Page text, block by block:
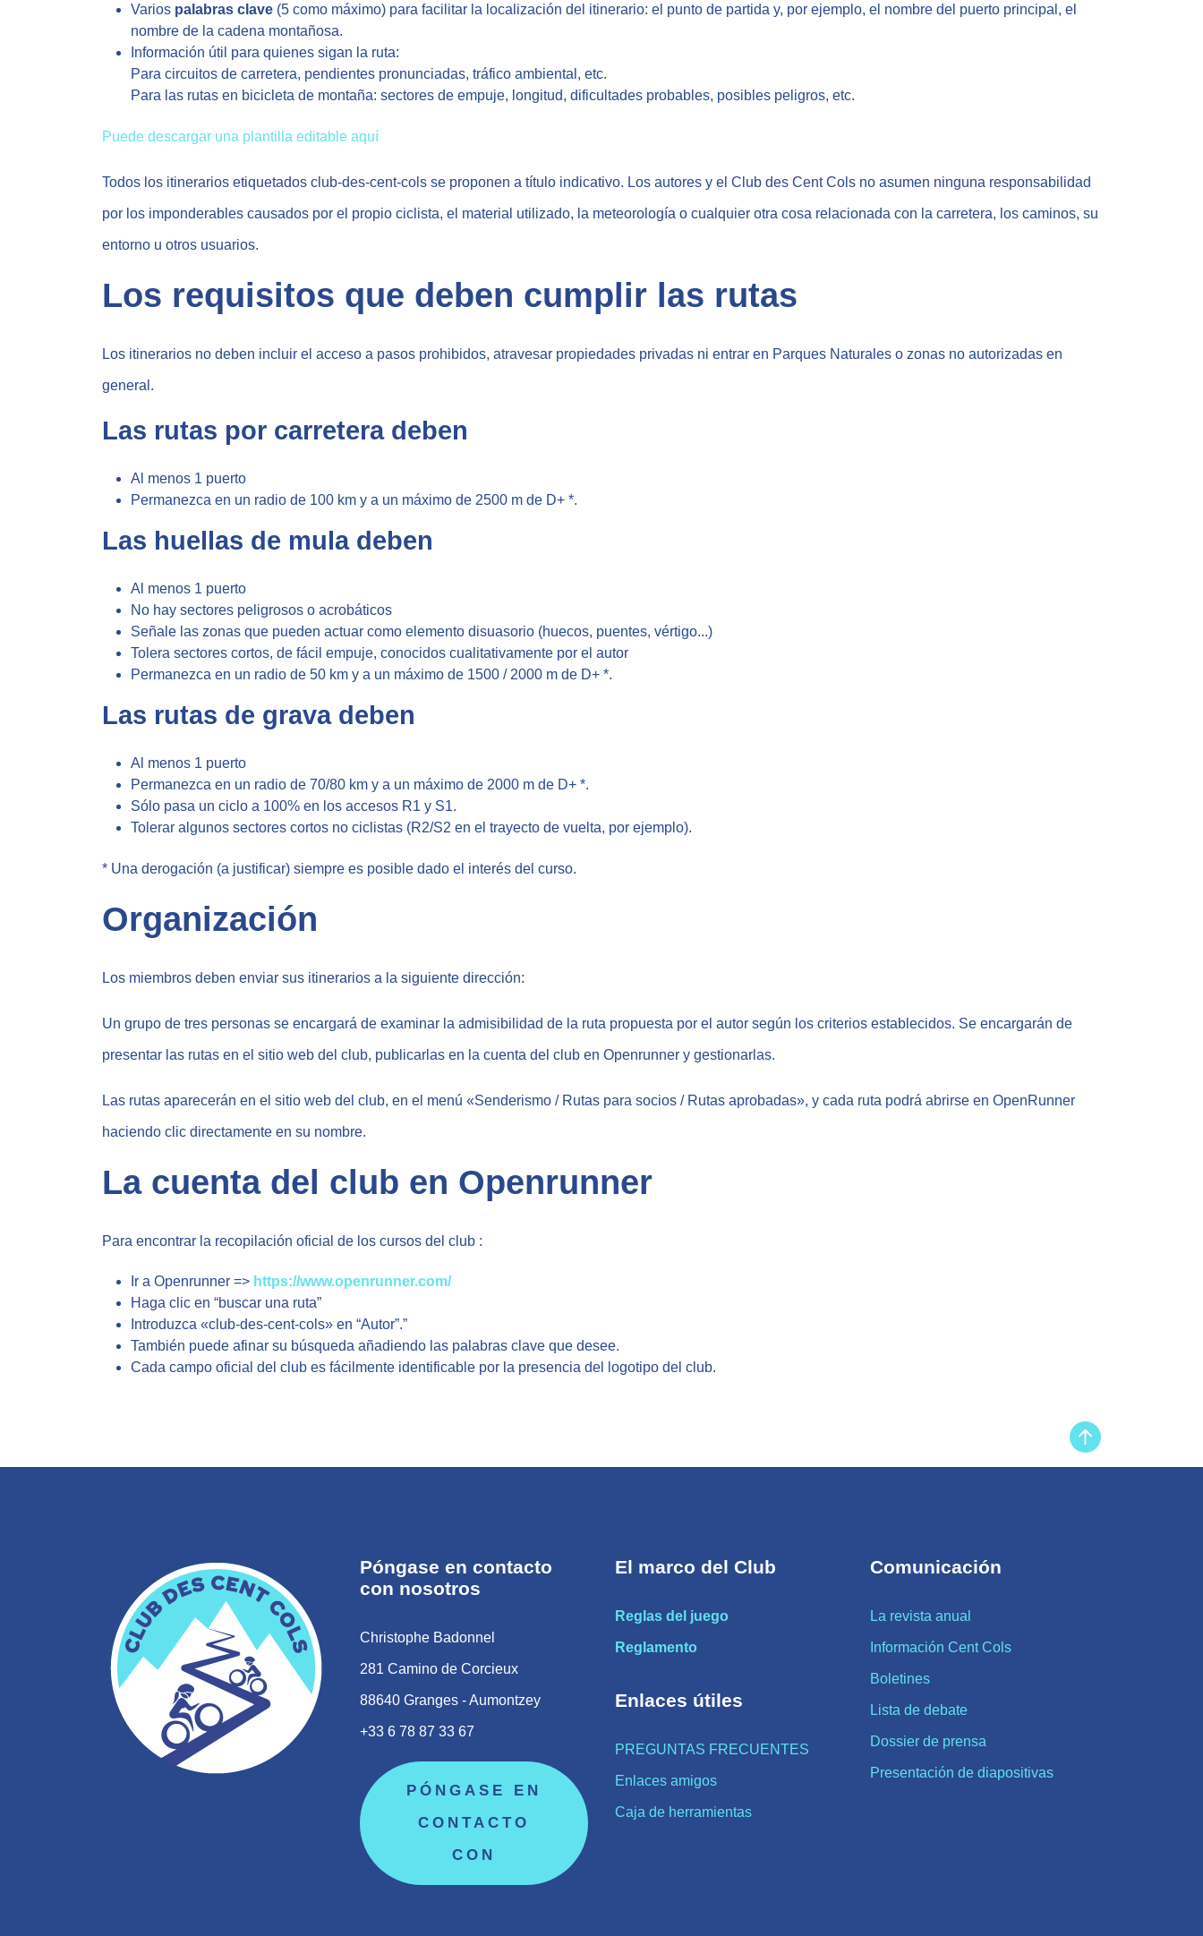
Varios palabras clave (5 como máximo) para facilitar la localización del itinerario: el punto de partida y, por ejemplo, el nombre del puerto principal, el
nombre de la cadena montañosa.
Información útil para quienes sigan la ruta:
Para circuitos de carretera, pendientes pronunciadas, tráfico ambiental, etc.
Para las rutas en bicicleta de montaña: sectores de empuje, longitud, dificultades probables, posibles peligros, etc.
Puede descargar una plantilla editable aquí
Todos los itinerarios etiquetados club-des-cent-cols se proponen a título indicativo. Los autores y el Club des Cent Cols no asumen ninguna responsabilidad
por los imponderables causados por el propio ciclista, el material utilizado, la meteorología o cualquier otra cosa relacionada con la carretera, los caminos, su
entorno u otros usuarios.
Los requisitos que deben cumplir las rutas
Los itinerarios no deben incluir el acceso a pasos prohibidos, atravesar propiedades privadas ni entrar en Parques Naturales o zonas no autorizadas en
general.
Las rutas por carretera deben
Al menos 1 puerto
Permanezca en un radio de 100 km y a un máximo de 2500 m de D+ *.
Las huellas de mula deben
Al menos 1 puerto
No hay sectores peligrosos o acrobáticos
Señale las zonas que pueden actuar como elemento disuasorio (huecos, puentes, vértigo...)
Tolera sectores cortos, de fácil empuje, conocidos cualitativamente por el autor
Permanezca en un radio de 50 km y a un máximo de 1500 / 2000 m de D+ *.
Las rutas de grava deben
Al menos 1 puerto
Permanezca en un radio de 70/80 km y a un máximo de 2000 m de D+ *.
Sólo pasa un ciclo a 100% en los accesos R1 y S1.
Tolerar algunos sectores cortos no ciclistas (R2/S2 en el trayecto de vuelta, por ejemplo).
* Una derogación (a justificar) siempre es posible dado el interés del curso.
Organización
Los miembros deben enviar sus itinerarios a la siguiente dirección:
Un grupo de tres personas se encargará de examinar la admisibilidad de la ruta propuesta por el autor según los criterios establecidos. Se encargarán de
presentar las rutas en el sitio web del club, publicarlas en la cuenta del club en Openrunner y gestionarlas.
Las rutas aparecerán en el sitio web del club, en el menú «Senderismo / Rutas para socios / Rutas aprobadas», y cada ruta podrá abrirse en OpenRunner
haciendo clic directamente en su nombre.
La cuenta del club en Openrunner
Para encontrar la recopilación oficial de los cursos del club :
Ir a Openrunner => https://www.openrunner.com/
Haga clic en “buscar una ruta”
Introduzca «club-des-cent-cols» en “Autor”.”
También puede afinar su búsqueda añadiendo las palabras clave que desee.
Cada campo oficial del club es fácilmente identificable por la presencia del logotipo del club.
Póngase en contacto
con nosotros
Christophe Badonnel
281 Camino de Corcieux
88640 Granges - Aumontzey
+33 6 78 87 33 67
PÓNGASE EN
CONTACTO
CON
El marco del Club
Reglas del juego
Reglamento
Enlaces útiles
PREGUNTAS FRECUENTES
Enlaces amigos
Caja de herramientas
Comunicación
La revista anual
Información Cent Cols
Boletines
Lista de debate
Dossier de prensa
Presentación de diapositivas